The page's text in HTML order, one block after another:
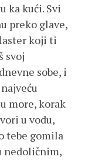
ka kući. Svi
preko glave,
koji ti
svoj
sobe, i
more, korak
u vodu,
tebe gomila
nedoličnim,